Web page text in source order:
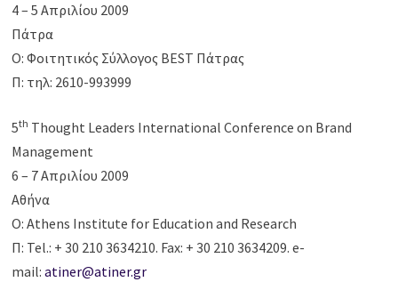
4 – 5 Απριλίου 2009
Πάτρα
Ο: Φοιτητικός Σύλλογος BEST Πάτρας
Π: τηλ: 2610-993999
5th Thought Leaders International Conference on Brand
Management
6 – 7 Απριλίου 2009
Αθήνα
Ο: Athens Institute for Education and Research
Π: Tel.: + 30 210 3634210. Fax: + 30 210 3634209. e-
mail:atiner@atiner.gr